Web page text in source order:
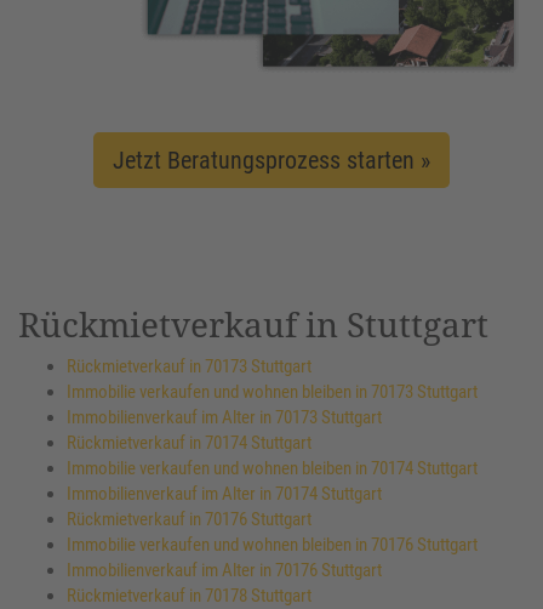
Jetzt Beratungsprozess starten »
Rückmietverkauf in Stuttgart
Rückmietverkauf in 70173 Stuttgart
Immobilie verkaufen und wohnen bleiben in 70173 Stuttgart
Immobilienverkauf im Alter in 70173 Stuttgart
Rückmietverkauf in 70174 Stuttgart
Immobilie verkaufen und wohnen bleiben in 70174 Stuttgart
Immobilienverkauf im Alter in 70174 Stuttgart
Rückmietverkauf in 70176 Stuttgart
Immobilie verkaufen und wohnen bleiben in 70176 Stuttgart
Immobilienverkauf im Alter in 70176 Stuttgart
Rückmietverkauf in 70178 Stuttgart